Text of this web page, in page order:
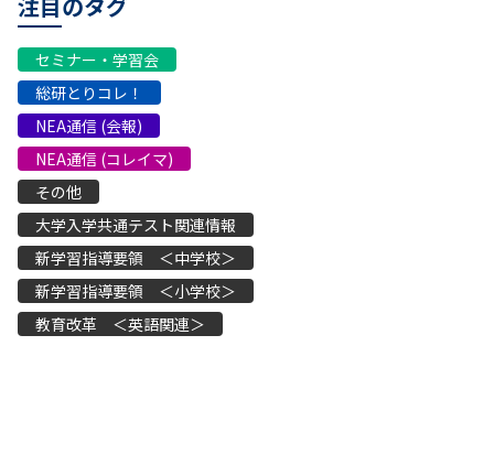
セミナー・学習会
総研とりコレ！
NEA通信 (会報)
NEA通信 (コレイマ)
その他
大学入学共通テスト関連情報
新学習指導要領 ＜中学校＞
新学習指導要領 ＜小学校＞
教育改革 ＜英語関連＞